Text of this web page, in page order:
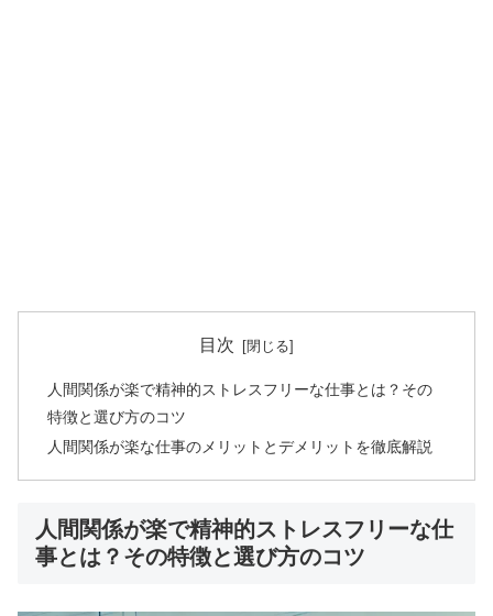
目次
人間関係が楽で精神的ストレスフリーな仕事とは？その
特徴と選び方のコツ
人間関係が楽な仕事のメリットとデメリットを徹底解説
人間関係が楽で精神的ストレスフリーな仕
事とは？その特徴と選び方のコツ